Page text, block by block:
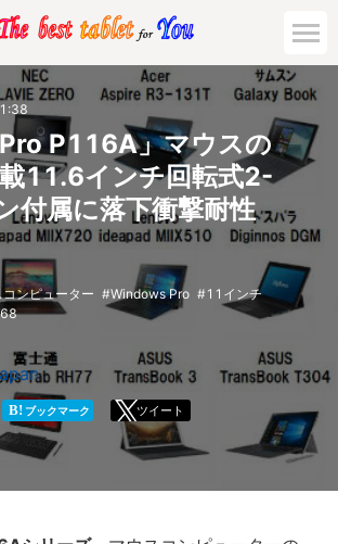
市場動向
活用対策と事例
主要機種の比較
ゲーミング
P116A」マウスの
11.6インチ回転式2-
付属に落下衝撃耐性
コンピューター Windows Pro
11インチ
B! ブックマーク
ツイート